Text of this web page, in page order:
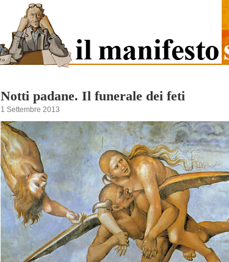
Notti padane. Il funerale dei feti
1 Settembre 2013